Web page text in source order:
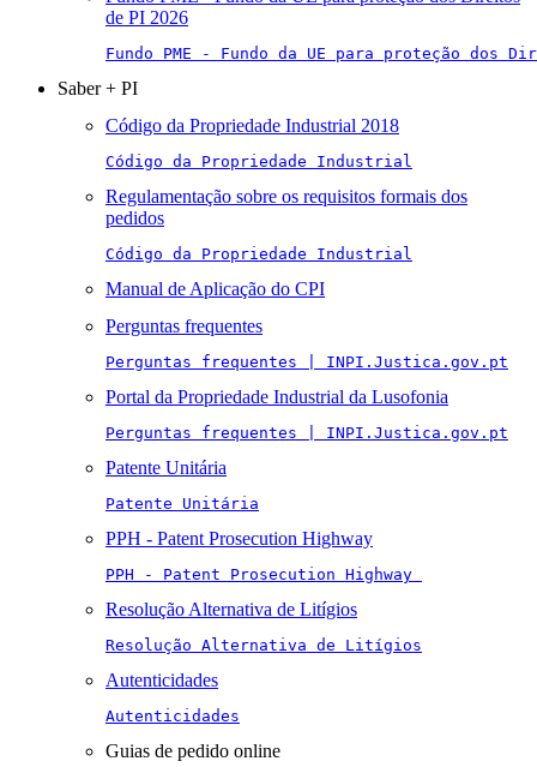
de PI 2026
Fundo PME - Fundo da UE para proteção
Saber + PI
Código da Propriedade Industrial 2018
Código da Propriedade Industrial
Regulamentação sobre os requisitos formais dos
pedidos
Código da Propriedade Industrial
Manual de Aplicação do CPI
Perguntas frequentes
Perguntas frequentes | INPI.Justica.gov.pt
Portal da Propriedade Industrial da Lusofonia
Perguntas frequentes | INPI.Justica.gov.pt
Patente Unitária
Patente Unitária
PPH - Patent Prosecution Highway
PPH - Patent Prosecution Highway
Resolução Alternativa de Litígios
Resolução Alternativa de Litígios
Autenticidades
Autenticidades
Guias de pedido online